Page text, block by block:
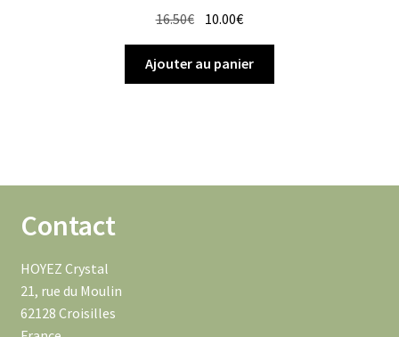
16.50€ Le
initial
était :
10.00€Le
actuel
est :
Ajouter au panier
Contact
HOYEZ Crystal
21, rue du Moulin
62128 Croisilles